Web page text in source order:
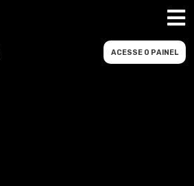
ACESSE O PAINEL